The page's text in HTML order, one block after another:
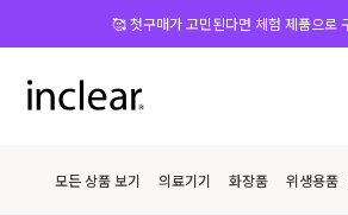
모든 상품 보기 의료기기 화장품 위생용품